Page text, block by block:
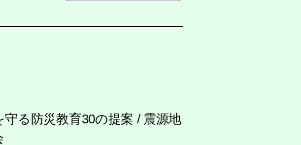
守る防災教育30の提案 / 震源地